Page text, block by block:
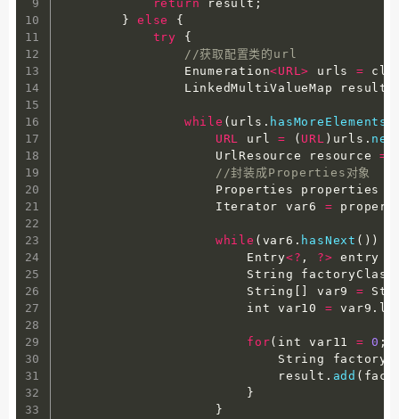
return result ;
}
else
{
try
{
//获取配置类的url
                Enumeration
<URL> urls =
                LinkedMultiValueMap result
while ( urls . hasMoreElements
URL url = ( URL ) urls .
                    UrlResource resource
=
//封装成Properties对象
                    Properties properties
                    Iterator var6
=
while ( var6 . hasNext ( ) )
                        Entry
<? , ?> entry
String
                        String
var9 =
                        int var10
= var9 .
for( int var11 = 0 ;
String
                            result
. add (
}
}